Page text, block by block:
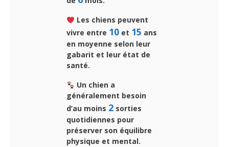
Les chiens peuvent
vivre entre 10 et 15 ans
en moyenne selon leur
gabarit et leur état de
santé.
Un chien a
généralement besoin
d’au moins 2 sorties
quotidiennes pour
préserver son équilibre
physique et mental.